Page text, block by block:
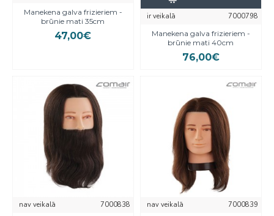
Manekena galva frizieriem -
brūnie mati 35cm
47,00€
ir veikalā
7000798
Manekena galva frizieriem -
brūnie mati 40cm
76,00€
nav veikalā
7000838
nav veikalā
7000839